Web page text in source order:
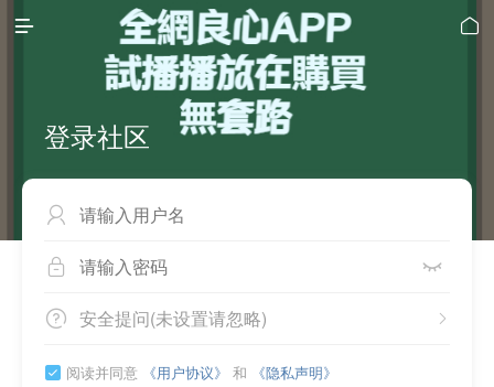
 
登录社区

 
 
安全提问(未设置请忽略)
 阅读并同意 《用户协议》 和 《隐私声明》